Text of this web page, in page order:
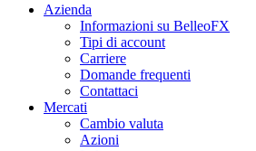
Azienda
Informazioni su BelleoFX
Tipi di account
Carriere
Domande frequenti
Contattaci
Mercati
Cambio valuta
Azioni